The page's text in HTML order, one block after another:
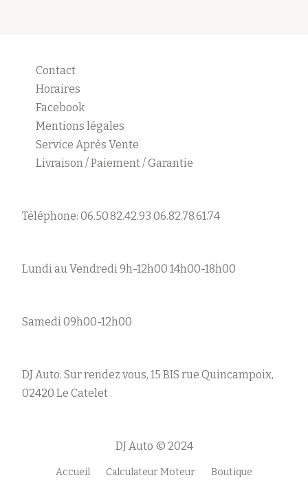
Contact
Horaires
Facebook
Mentions légales
Service Après Vente
Livraison / Paiement / Garantie
Téléphone: 06.50.82.42.93 06.82.78.61.74
Lundi au Vendredi 9h-12h00 14h00-18h00
Samedi 09h00-12h00
DJ Auto: Sur rendez vous, 15 BIS rue Quincampoix,
02420 Le Catelet
DJ Auto © 2024
Accueil Calculateur Moteur Boutique